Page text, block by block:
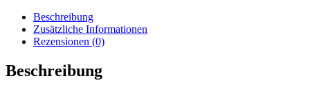
COMPACT
MARKISE,
MIT
ÖFFNUNG
Menge
Beschreibung
Zusätzliche Informationen
Rezensionen (0)
Beschreibung